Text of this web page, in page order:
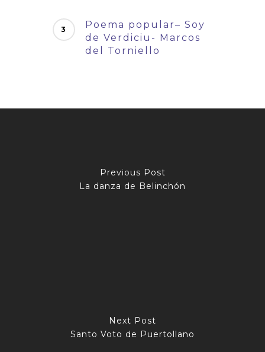
Poema popular– Soy
de Verdiciu- Marcos
del Torniello
Previous Post
La danza de Belinchón
Next Post
Santo Voto de Puertollano